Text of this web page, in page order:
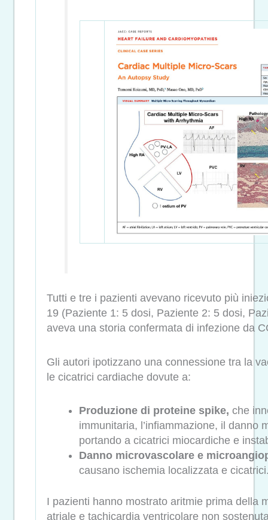
Tutti e tre i pazienti avevano ricevuto più
19 (Paziente 1: 5 dosi, Paziente 2: 5 dosi,
aveva una storia confermata di infezione da
Gli autori ipotizzano una connessione tra la
le cicatrici cardiache dovute a:
Produzione di proteine spike, che
immunitaria, l’infiammazione, il danno
portando a cicatrici miocardiche e
Danno microvascolare e
causano ischemia localizzata e
I pazienti hanno mostrato aritmie prima della
atriale e tachicardia ventricolare non